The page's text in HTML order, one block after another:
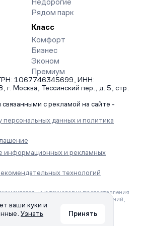
Недорогие
Рядом парк
Класс
Комфорт
Бизнес
Эконом
Премиум
1067746345699, ИНН:
Москва, Тессинский пер., д. 5, стр.
с рекламой на сайте -
персональных данных и политика
информационных и рекламных
технологий
технологии предоставления
систематизации и анализа сведений,
пользователей сети «Интернет»,
Российской Федерации.
ваши куки и
Узнать
Принять